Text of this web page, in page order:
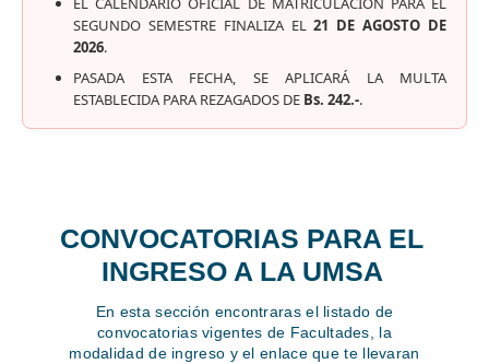
SEGUNDO SEMESTRE FINALIZA EL21 DE AGOSTO DE
2026.
PASADA ESTA FECHA, SE APLICARÁ LA MULTA
ESTABLECIDA PARA REZAGADOS DE Bs. 242.-.
CONVOCATORIAS PARA EL
INGRESO A LA UMSA
En esta sección encontraras el listado de
convocatorias vigentes de Facultades, la
modalidad de ingreso y el enlace que te llevaran